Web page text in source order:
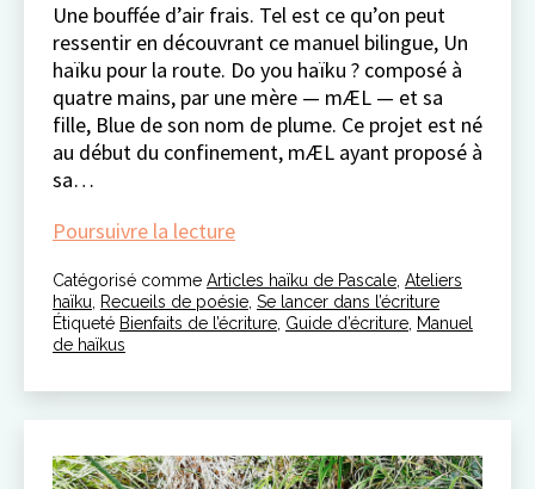
Une bouffée d’air frais. Tel est ce qu’on peut
ressentir en découvrant ce manuel bilingue, Un
haïku pour la route. Do you haïku ? composé à
quatre mains, par une mère — mÆL — et sa
fille, Blue de son nom de plume. Ce projet est né
au début du confinement, mÆL ayant proposé à
sa…
Poursuivre la lecturechronique
#16
Catégorisé comme Articles haïku de Pascale Ateliers
haïku Recueils de poésie Se lancer dans l’écriture
Étiqueté Bienfaits de l’écriture Guide d’écriture Manuel
de haïkus